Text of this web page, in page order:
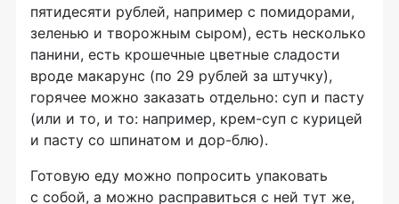
пятидесяти рублей, например с помидорами,
зеленью и творожным сыром), есть несколько
панини, есть крошечные цветные сладости
вроде макарунс (по 29 рублей за штучку),
горячее можно заказать отдельно: суп и пасту
(или и то, и то: например, крем-суп с курицей
и пасту со шпинатом и дор-блю).
Готовую еду можно попросить упаковать
с собой, а можно расправиться с ней тут же,